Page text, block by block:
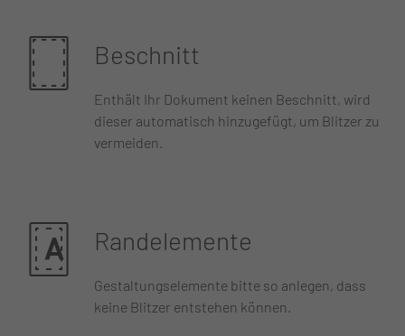
Beschnitt
Enthält Ihr Dokument keinen Beschnitt, wird
dieser automatisch hinzugefügt, um Blitzer zu
vermeiden.
Randelemente
Gestaltungselemente bitte so anlegen, dass
keine Blitzer entstehen können.